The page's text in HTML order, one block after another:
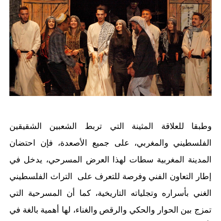
وطبقا للعلاقة المثينة التي تربط الشعبين الشقيقين
الفلسطيني والمغربي، على جميع الأصعدة، فإن احتضان
المدينة المغربية سطات لهذا العرض المسرحي، يدخل في
إطار التعاون الفني وفرصة للتعرف على التراث الفلسطيني
الغني بأسراره وتجلياته التاريخية، كما أن المسرحية التي
تمزج بين الحوار والحكي والرقص والغناء، لها أهمية بالغة في